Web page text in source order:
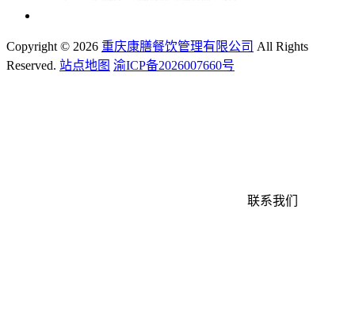
Copyright © 2026 重庆康膳餐饮管理有限公司 All Rights
Reserved. 站点地图 渝ICP备2026007660号
联系我们